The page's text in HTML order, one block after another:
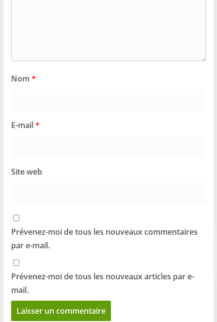
Nom *
E-mail*
Site web
Prévenez-moi de tous les nouveaux commentaires
par e-mail.
Prévenez-moi de tous les nouveaux articles par e-
mail.